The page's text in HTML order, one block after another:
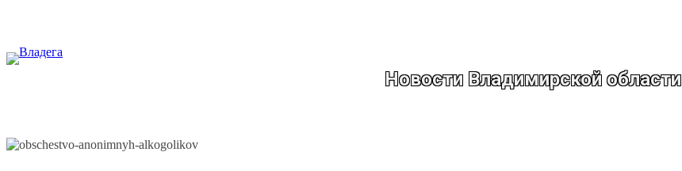
Новости Владимирской области